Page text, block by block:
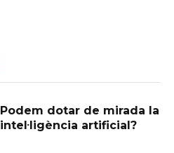
Podem dotar de mirada la
intel·ligència artificial?